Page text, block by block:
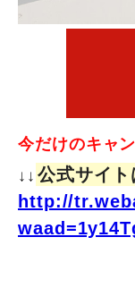
今だけのキャ
↓↓ 公式サイト
http://